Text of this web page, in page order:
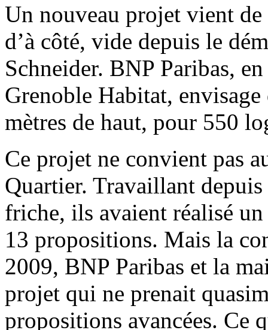
Un nouveau projet vient
d’à côté, vide depuis le
Schneider. BNP Paribas,
Grenoble Habitat,
mètres de haut, pour 550
Ce projet ne convient pas
Quartier. Travaillant
friche, ils avaient réalisé
13 propositions. Mais la
2009, BNP Paribas et la
projet qui ne prenait
propositions avancées. Ce